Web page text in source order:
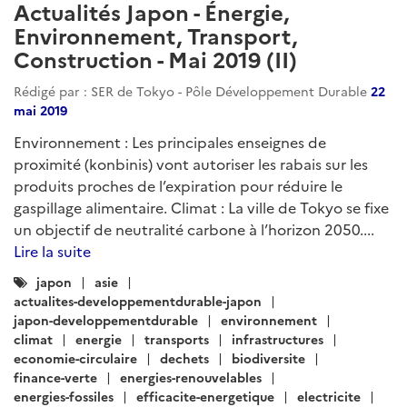
ARTICLE
Actualités Japon - Énergie,
Environnement, Transport,
Construction - Avril 2020 (I)
Rédigé par : SER de Tokyo - Pôle Développement Durable
avril 2020
Publication de la deuxième NDC japonaise: la
température augmente mais l'ambition climatique ne
suit pas. Centrales au charbon : Sumitomo Mitsui
Banking ferme le robinet du financement. COVID-19 :
impact sur le secteur des transports. Toyota et NTT
s'associent pour le développement des « villes
intelligentes » (smart cities).... Lire la suite
Catégories
japon-developpementdurable